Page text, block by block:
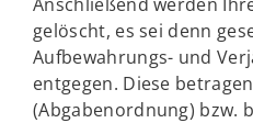
gelöscht, es sei denn
Aufbewahrungs- und
entgegen. Diese
(Abgabenordnung) bzw.